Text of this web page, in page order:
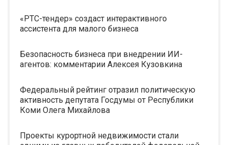
«РТС-тендер» создаст интерактивного
ассистента для малого бизнеса
Безопасность бизнеса при внедрении ИИ-
агентов: комментарии Алексея Кузовкина
Федеральный рейтинг отразил политическую
активность депутата Госдумы от Республики
Коми Олега Михайлова
Проекты курортной недвижимости стали